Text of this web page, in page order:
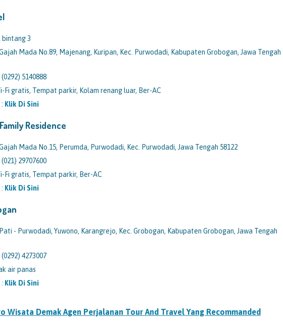
3
Mada No.89, Majenang, Kuripan, Kec. Purwodadi, Kabupaten Grobogan, Jawa Tengah
5140888
Fi gratis, Tempat parkir, Kolam renang luar, Ber-AC
Klik Di Sini
Residence
Mada No.15, Perumda, Purwodadi, Kec. Purwodadi, Jawa Tengah 58122
29707600
Fi gratis, Tempat parkir, Ber-AC
Klik Di Sini
- Purwodadi, Yuwono, Karangrejo, Kec. Grobogan, Kabupaten Grobogan, Jawa Tengah
4273007
air panas
Klik Di Sini
Wisata Demak Agen Perjalanan Tour And Travel Yang Recommanded